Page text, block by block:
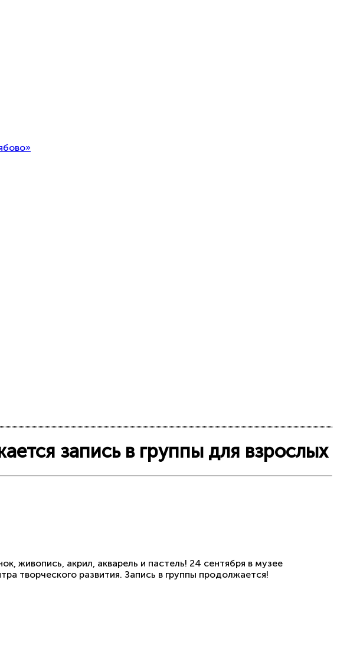
запись в группы для взрослых
живопись, акрил, акварель и пастель! 24 сентября в музее
творческого развития. Запись в группы продолжается!